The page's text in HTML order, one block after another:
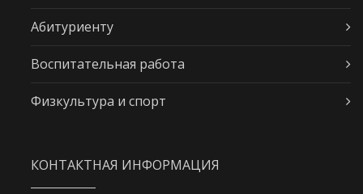
Абитуриенту
Воспитательная работа
Физкультура и спорт
КОНТАКТНАЯ ИНФОРМАЦИЯ